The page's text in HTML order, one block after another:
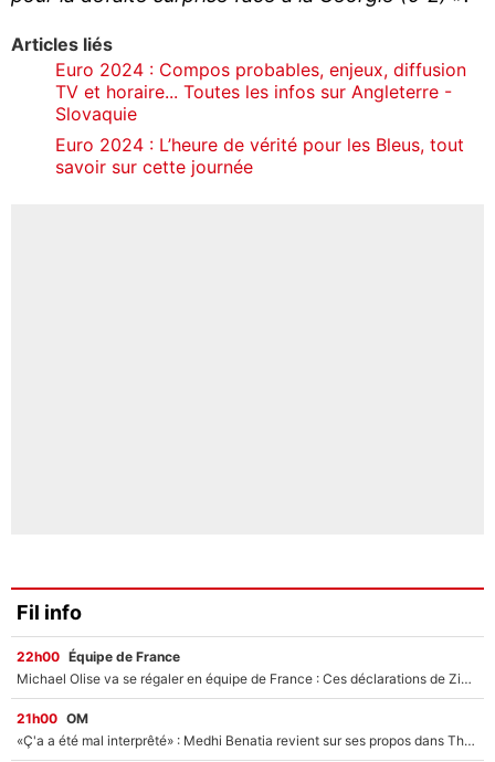
Articles liés
Euro 2024 : Compos probables, enjeux, diffusion
TV et horaire... Toutes les infos sur Angleterre -
Slovaquie
Euro 2024 : L’heure de vérité pour les Bleus, tout
savoir sur cette journée
Fil info
22h00 Équipe de France
Michael Olise va se régaler en équipe de France : Ces déclarations de Zinedine Zidane qui prouvent qu'il va tout miser sur la star du Bayern Munich !
21h00 OM
«Ç'a a été mal interprêté» : Medhi Benatia revient sur ses propos dans The Bridge et précise ses conditions pour rejoindre le PSG !